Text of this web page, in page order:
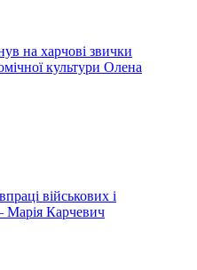
на харчові звички
культури Олена
військових і
Марія Карчевич